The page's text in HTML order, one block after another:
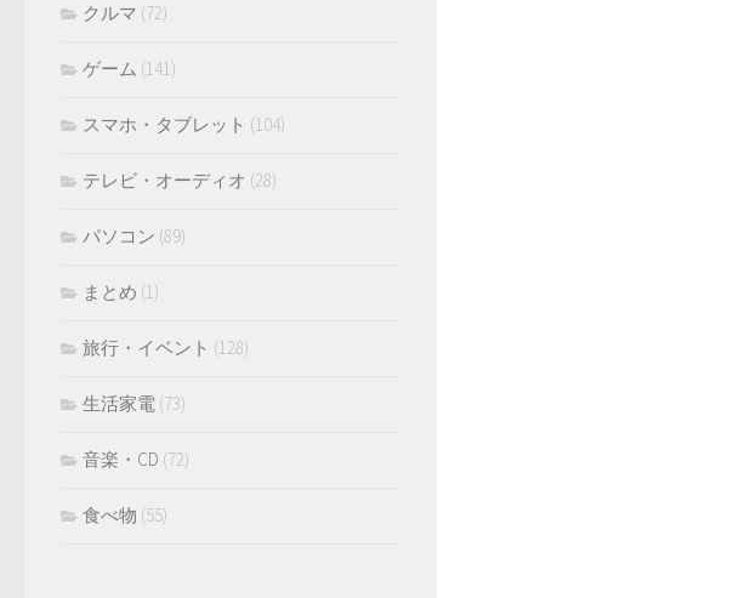
クルマ (72)
ゲーム (141)
スマホ・タブレット (104)
テレビ・オーディオ (28)
パソコン (89)
まとめ (1)
旅行・イベント (128)
生活家電 (73)
音楽・CD (72)
食べ物 (55)